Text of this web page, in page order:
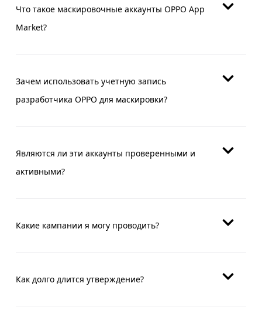
Что такое маскировочные аккаунты OPPO App
Market?
Зачем использовать учетную запись
разработчика OPPO для маскировки?
Являются ли эти аккаунты проверенными и
активными?
Какие кампании я могу проводить?
Как долго длится утверждение?